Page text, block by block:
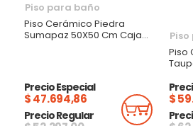
Piso para baño
Piso Cerámico Piedra
Sumapaz 50X50 Cm Caja
Precio Especial
$ 47.694,86
Precio Regular Añadir
Piso
$